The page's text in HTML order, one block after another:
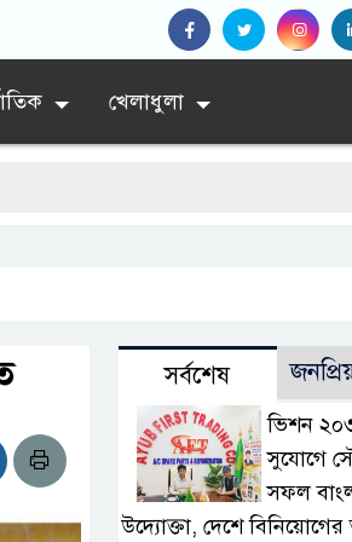
খেলাধুলা
সর্বশেষ
ভিশন
সুযোগে
সফল
উদ্যোক্তা, দেশে বিনিয়োগের